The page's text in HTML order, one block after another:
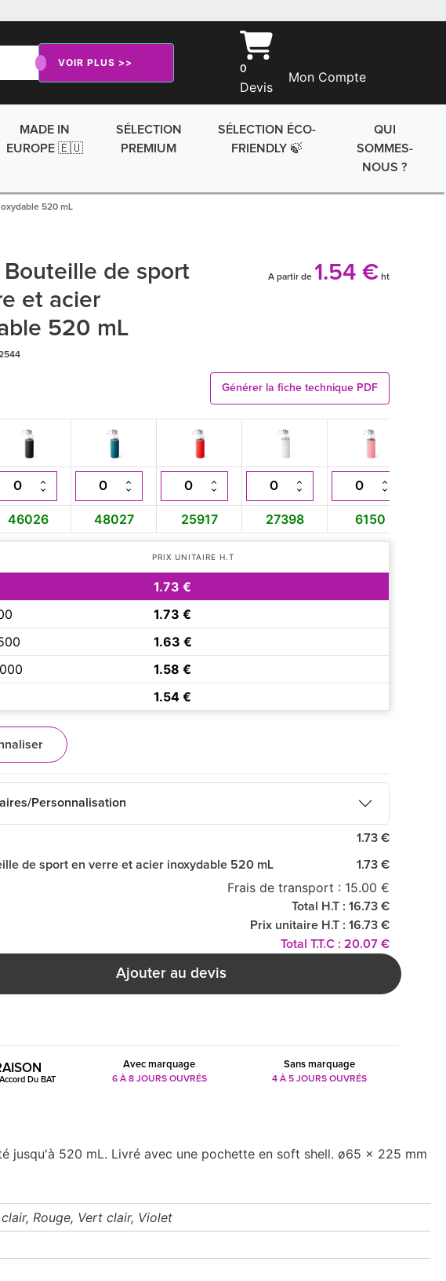
VOIR PLUS >>
0
Devis
Mon Compte
MADE IN
EUROPE 🇪🇺
SÉLECTION
PREMIUM
SÉLECTION ÉCO-
FRIENDLY 🍃
QUI
SOMMES-
NOUS ?
520 mL
Bouteille de sport
et acier
520 mL
A partir de 1.54 € ht
Générer la fiche technique PDF
46026 48027 25917 27398 6150
PRIX UNITAIRE H.T
1.73 €
1.73 €
1.63 €
1.58 €
1.54 €
Personnalisation
1.73 €
de sport en verre et acier inoxydable 520 mL 1.73 €
Frais de transport : 15.00 €
Total H.T : 16.73 €
Prix unitaire H.T : 16.73 €
Total T.T.C : 20.07 €
Ajouter au devis
Du BAT
Avec marquage
6 À 8 JOURS OUVRÉS
Sans marquage
4 À 5 JOURS OUVRÉS
jusqu'à 520 mL. Livré avec une pochette en soft shell. ø65 x 225 mm
Rouge, Vert clair, Violet